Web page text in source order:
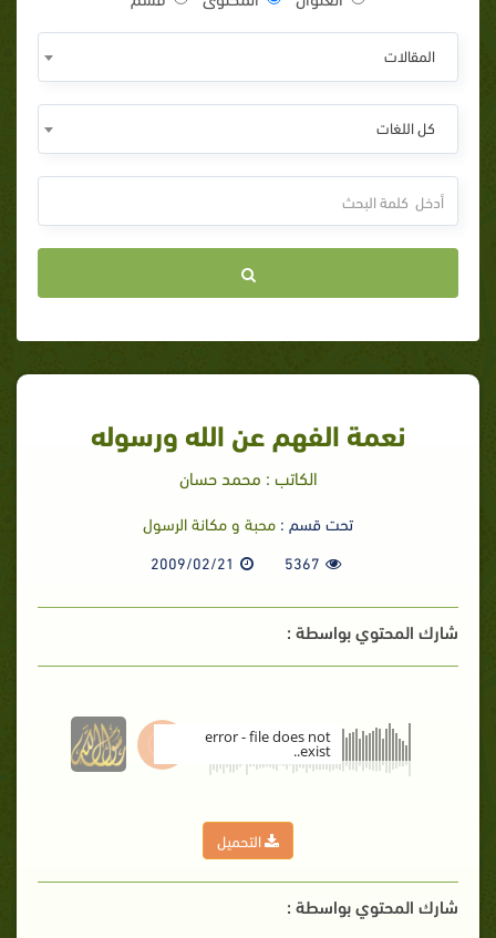
المقالات
كل اللغات
نعمة الفهم عن الله ورسوله
الكاتب : محمد حسان
تحت قسم : محبة و مكانة الرسول
5367
2009/02/21
شارك المحتوي بواسطة :
error - file does not
exist..
التحميل
شارك المحتوي بواسطة :